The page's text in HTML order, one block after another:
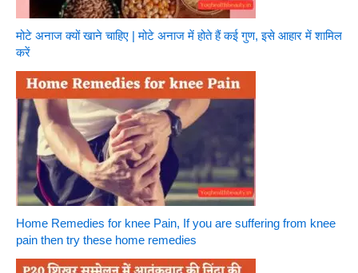
मोटे अनाज क्यों खाने चाहिए | मोटे अनाज में होते हैं कई गुण, इसे आहार में शामिल
करें
Home Remedies for knee Pain, If you are suffering from knee
pain then try these home remedies